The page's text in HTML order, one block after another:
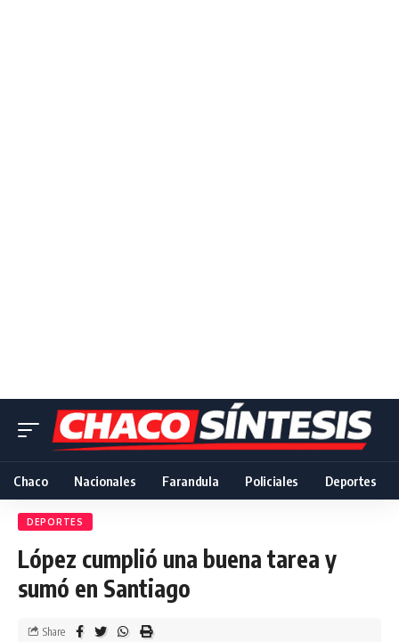
Chaco Nacionales Farandula Policiales Deportes
DEPORTES
López cumplió una buena tarea y
sumó en Santiago
Share